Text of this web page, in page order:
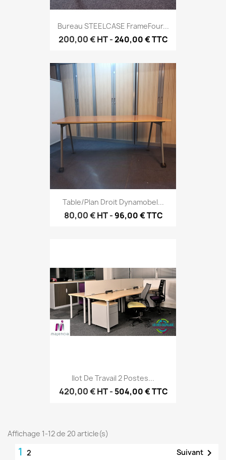
Bureau STEELCASE FrameFour...
200,00 €HT-240,00 € TTC
Table/Plan Droit Dynamobel...
80,00 €HT-96,00 € TTC
Ilot De Travail 2 Postes...
420,00 €HT- 504,00 € TTC
Affichage 1-12 de 20 article(s)
1 2 Suivant 